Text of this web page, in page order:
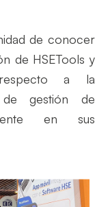
de conocer
de HSETools y
a la
de gestión de
en sus